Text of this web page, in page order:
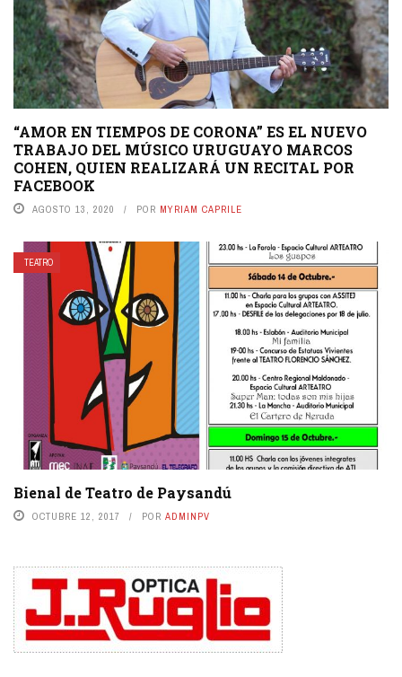
“AMOR EN TIEMPOS DE CORONA” ES EL NUEVO
TRABAJO DEL MÚSICO URUGUAYO MARCOS
COHEN, QUIEN REALIZARÁ UN RECITAL POR
FACEBOOK
AGOSTO 13, 2020 POR MYRIAM CAPRILE
TEATRO
Bienal de Teatro de Paysandú
OCTUBRE 12, 2017 POR ADMINPV